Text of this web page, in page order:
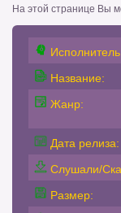
На этой странице Вы
Название:
Жанр:
Дата релиза:
Слушали/
Размер: